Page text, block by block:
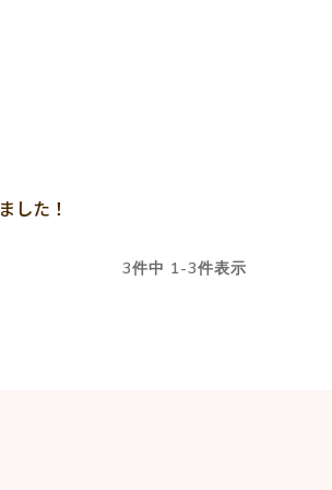
した！
3件中 1-3件表示